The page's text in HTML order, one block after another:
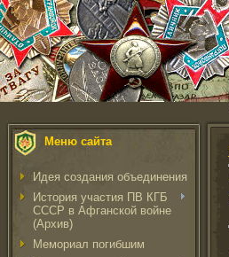
Меню сайта
Идея создания объединения
История участия ПВ КГБ
СССР в Афганской войне
(Архив)
Мемориал погибшим